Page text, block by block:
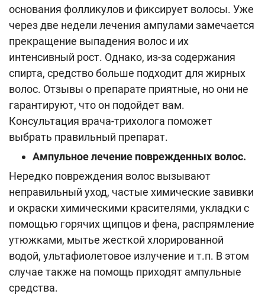
основания фолликулов и фиксирует волосы. Уже
через две недели лечения ампулами замечается
прекращение выпадения волос и их
интенсивный рост. Однако, из-за содержания
спирта, средство больше подходит для жирных
волос. Отзывы о препарате приятные, но они не
гарантируют, что он подойдет вам.
Консультация врача-трихолога поможет
выбрать правильный препарат.
Ампульное лечение поврежденных волос.
Нередко повреждения волос вызывают
неправильный уход, частые химические завивки
и окраски химическими красителями, укладки с
помощью горячих щипцов и фена, распрямление
утюжками, мытье жесткой хлорированной
водой, ультафиолетовое излучение и т.п. В этом
случае также на помощь приходят ампульные
средства.